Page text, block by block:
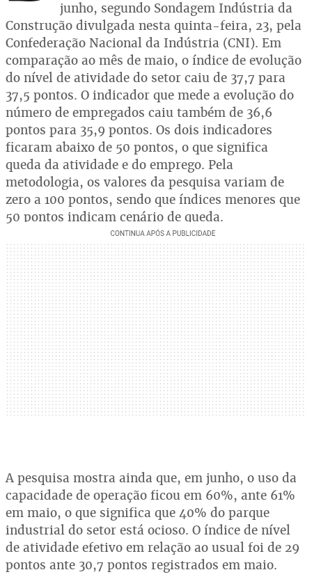
junho, segundo Sondagem Indústria da
Construção divulgada nesta quinta-feira, 23, pela
Confederação Nacional da Indústria (CNI). Em
comparação ao mês de maio, o índice de evolução
do nível de atividade do setor caiu de 37,7 para
37,5 pontos. O indicador que mede a evolução do
número de empregados caiu também de 36,6
pontos para 35,9 pontos. Os dois indicadores
ficaram abaixo de 50 pontos, o que significa
queda da atividade e do emprego. Pela
metodologia, os valores da pesquisa variam de
zero a 100 pontos, sendo que índices menores que
50 pontos indicam cenário de queda.
A pesquisa mostra ainda que, em junho, o uso da
capacidade de operação ficou em 60%, ante 61%
em maio, o que significa que 40% do parque
industrial do setor está ocioso. O índice de nível
de atividade efetivo em relação ao usual foi de 29
pontos ante 30,7 pontos registrados em maio.